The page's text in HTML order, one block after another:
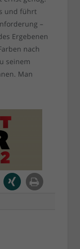
und führt
–
Ergebenen
nach
seinem
Man